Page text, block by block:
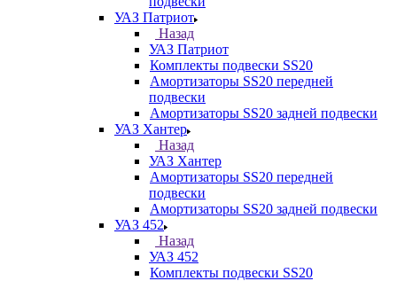
УАЗ Патриот
Назад
УАЗ Патриот
Комплекты подвески SS20
Амортизаторы SS20 передней
подвески
Амортизаторы SS20 задней подвески
УАЗ Хантер
Назад
УАЗ Хантер
Амортизаторы SS20 передней
подвески
Амортизаторы SS20 задней подвески
УАЗ 452
Назад
УАЗ 452
Комплекты подвески SS20